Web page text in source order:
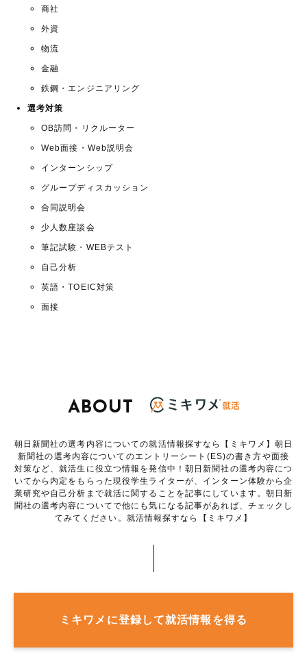
商社
外資
物流
金融
鉄鋼・エンジニアリング
選考対策
OB訪問・リクルーター
Web面接・Web説明会
インターンシップ
グループディスカッション
合同説明会
少人数座談会
筆記試験・WEBテスト
自己分析
英語・TOEIC対策
面接
ABOUT
朝日新聞社の選考内容についての就活情報探すなら【ミキワメ】朝日
新聞社の選考内容についてのエントリーシート(ES)の書き方や面接
対策など、就活生に役立つ情報を発信中！朝日新聞社の選考内容につ
いてから内定をもらった現役学生ライターが、インターン体験から企
業研究や自己分析まで就活に関することを記事にしています。朝日新
聞社の選考内容についてで他にも気になる記事があれば、チェックし
てみてください。就活情報探すなら【ミキワメ】
ミキワメに登録して就活情報を得る